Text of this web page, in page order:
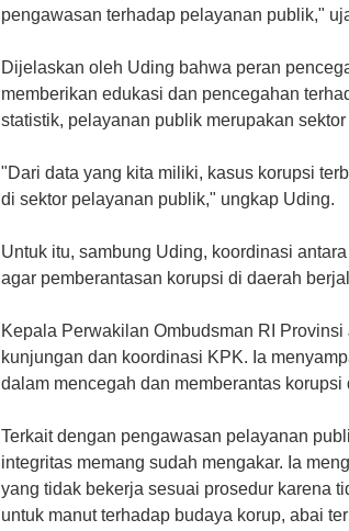
pengawasan terhadap pelayanan publik,"
Dijelaskan oleh Uding bahwa peran
memberikan edukasi dan pencegahan
statistik, pelayanan publik merupakan
"Dari data yang kita miliki, kasus korupsi
di sektor pelayanan publik," ungkap Uding.
Untuk itu, sambung Uding, koordinasi
agar pemberantasan korupsi di daerah
Kepala Perwakilan Ombudsman RI
kunjungan dan koordinasi KPK. Ia
dalam mencegah dan memberantas
Terkait dengan pengawasan pelayanan
integritas memang sudah mengakar. Ia
yang tidak bekerja sesuai prosedur karena
untuk manut terhadap budaya korup, abai